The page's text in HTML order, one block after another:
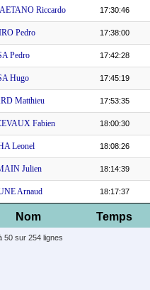
Nom Temps
Riccardo 17:30:46
Pedro 17:38:00
Pedro 17:42:28
Hugo 17:45:19
Matthieu 17:53:35
Fabien 18:00:30
Leonel 18:08:26
Julien 18:14:39
Arnaud 18:17:37
50 sur 254 lignes